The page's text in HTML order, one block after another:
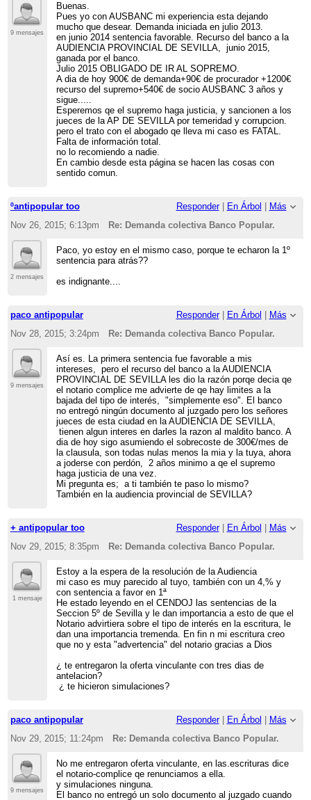
9 mensajes
Buenas.
Pues yo con AUSBANC mi experiencia esta dejando
mucho que desear. Demanda iniciada en julio 2013.
en junio 2014 sentencia favorable. Recurso del banco a la
AUDIENCIA PROVINCIAL DE SEVILLA, junio 2015,
ganada por el banco.
Julio 2015 OBLIGADO DE IR AL SOPREMO.
A dia de hoy 900€ de demanda+90€ de procurador +1200€
recurso del supremo+540€ de socio AUSBANC 3 años y
sigue.....
Esperemos qe el supremo haga justicia, y sancionen a los
jueces de la AP DE SEVILLA por temeridad y corrupcion.
pero el trato con el abogado qe lleva mi caso es FATAL.
Falta de información total.
no lo recomiendo a nadie.
En cambio desde esta página se hacen las cosas con
sentido comun.
ºantipopular too Responder| En Árbol
Más
Nov 26, 2015; 6:13pm
Re: Demanda colectiva Banco Popular.
2 mensajes
Paco, yo estoy en el mismo caso, porque te echaron la 1º
sentencia para atrás??
es indignante....
paco antipopular Responder| En Árbol
Más
Nov 28, 2015; 3:24pm
Re: Demanda colectiva Banco Popular.
9 mensajes
Así es. La primera sentencia fue favorable a mis
intereses, pero el recurso del banco a la AUDIENCIA
PROVINCIAL DE SEVILLA les dio la razón porqe decia qe
el notario complice me advierte de qe hay limites a la
bajada del tipo de interés, "simplemente eso". El banco
no entregó ningún documento al juzgado pero los señores
jueces de esta ciudad en la AUDIENCIA DE SEVILLA,
tienen algun interes en darles la razon al maldito banco. A
dia de hoy sigo asumiendo el sobrecoste de 300€/mes de
la clausula, son todas nulas menos la mia y la tuya, ahora
a joderse con perdón, 2 años minimo a qe el supremo
haga justicia de una vez.
Mi pregunta es; a ti también te paso lo mismo?
También en la audiencia provincial de SEVILLA?
+ antipopular too Responder| En Árbol
Más
Nov 29, 2015; 8:35pm
Re: Demanda colectiva Banco Popular.
1 mensaje
Estoy a la espera de la resolución de la Audiencia
mi caso es muy parecido al tuyo, también con un 4,% y
con sentencia a favor en 1ª
He estado leyendo en el CENDOJ las sentencias de la
Seccion 5º de Sevilla y le dan importancia a esto de que el
Notario advirtiera sobre el tipo de interés en la escritura, le
dan una importancia tremenda. En fin n mi escritura creo
que no y esta "advertencia" del notario gracias a Dios
¿ te entregaron la oferta vinculante con tres dias de
antelacion?
¿ te hicieron simulaciones?
paco antipopular Responder| En Árbol
Más
Nov 29, 2015; 11:24pm
Re: Demanda colectiva Banco Popular.
9 mensajes
No me entregaron oferta vinculante, en las.escrituras dice
el notario-complice qe renunciamos a ella.
y simulaciones ninguna.
El banco no entregó un solo documento al juzgado cuando